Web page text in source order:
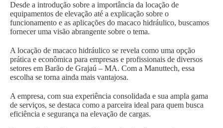
Desde a introdução sobre a importância da locação de
equipamentos de elevação até a explicação sobre o
funcionamento e as aplicações do macaco hidráulico, buscamos
fornecer uma visão abrangente sobre o tema.
A locação de macaco hidráulico se revela como uma opção
prática e econômica para empresas e profissionais de diversos
setores em Barão de Grajaú – MA. Com a Manuttech, essa
escolha se torna ainda mais vantajosa.
A empresa, com sua experiência consolidada e sua ampla gama
de serviços, se destaca como a parceira ideal para quem busca
eficiência e segurança na elevação de cargas.